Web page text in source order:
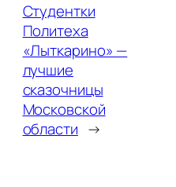
Студентки
Политеха
«Лыткарино» —
лучшие
сказочницы
Московской
области →